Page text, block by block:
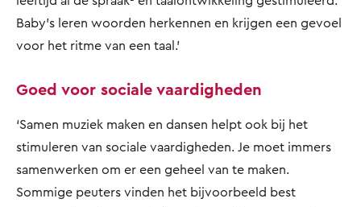
Baby’s leren woorden herkennen en krijgen een gevoel
voor het ritme van een taal.’
Goed voor sociale vaardigheden
‘Samen muziek maken en dansen helpt ook bij het
stimuleren van sociale vaardigheden. Je moet immers
samenwerken om er een geheel van te maken.
Sommige peuters vinden het bijvoorbeeld best